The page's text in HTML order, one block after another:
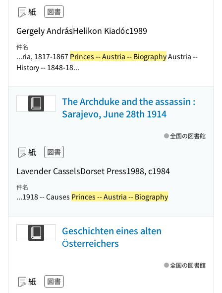
紙 図書
Gergely AndrásHelikon Kiadóc1989
件名
...ria, 1817-1867 Princes -- Austria -- BiographyAustria --
History -- 1848-18...
The Archduke and the assassin :
Sarajevo, June 28th 1914
紙 図書
Lavender CasselsDorset Press1988, c1984
全国の図書館
件名
...1918 -- Causes Princes -- Austria -- Biography
Geschichten eines alten
Österreichers
紙 図書
全国の図書館